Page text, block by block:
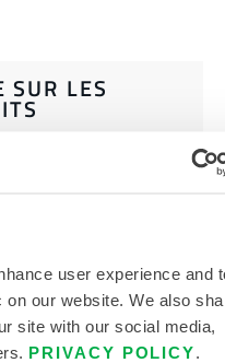
user experience and
our website. We also
site with our social media,
PRIVACY POLICY.
SUR LES